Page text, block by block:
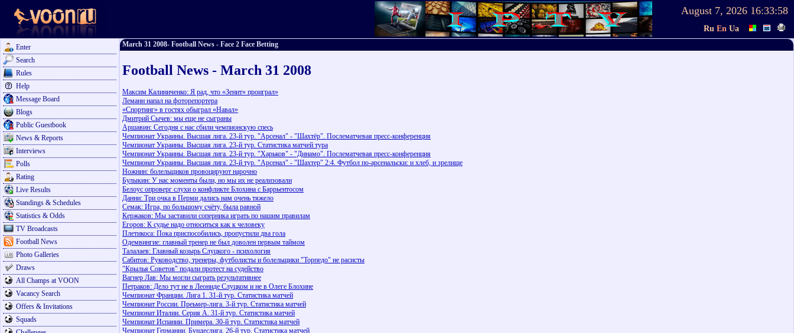
August 7, 2026 16:33:58
Ru En Ua
Enter
Search
Rules
Help
Message Board
Blogs
Public Guestbook
News & Reports
Interviews
Polls
Rating
Live Results
Standings & Schedules
Statistics & Odds
TV Broadcasts
Football News
Photo Galleries
Draws
All Champs at VOON
Vacancy Search
Offers & Invitations
Squads
March 31 2008- Football News - Face 2 Face Betting
Football News - March 31 2008
Максим Калиниченко: Я рад, что «Зенит» проиграл»
Леманн напал на фоторепортера
«Спортинг» в гостях обыграл «Навал»
Дмитрий Сычев: мы еще не сыграны
Аршавин: Сегодня с нас сбили чемпионскую спесь
Чемпионат Украины. Высшая лига. 23-й тур. "Арсенал" - "Шахтёр". Послематчевая пресс-конференция
Чемпионат Украины. Высшая лига. 23-й тур. Статистика матчей тура
Чемпионат Украины. Высшая лига. 23-й тур. "Харьков" - "Динамо". Послематчевая пресс-конференция
Чемпионат Украины. Высшая лига. 23-й тур. "Арсенал" - "Шахтер" 2:4. Футбол по-арсенальски: и хлеб, и зрелище
Ножнин: болельщиков провоцируют нарочно
Булыкин: У нас моменты были, но мы их не реализовали
Белоус опроверг слухи о конфликте Блохина с Баррьентосом
Данни: Три очка в Перми дались нам очень тяжело
Семак: Игра, по большому счёту, была равной
Кержаков: Мы заставили соперника играть по нашим правилам
Егоров: К судье надо относиться как к человеку
Плетикоса: Пока приспособились, пропустили два гола
Одемвингие: главный тренер не был доволен первым таймом
Талалаев: Главный козырь Слуцкого - психология
Сабитов: Руководство, тренеры, футболисты и болельщики "Торпедо" не расисты
"Крылья Советов" подали протест на судейство
Вагнер Лав: Мы могли сыграть результативнее
Петраков: Дело тут не в Леониде Слуцком и не в Олеге Блохине
Чемпионат Франции. Лига 1. 31-й тур. Статистика матчей
Чемпионат России. Преьмер-лига. 3-й тур. Статистика матчей
Чемпионат Италии. Серия А. 31-й тур. Статистика матчей
Чемпионат Испании. Примера. 30-й тур. Статистика матчей
Чемпионат Германии. Бундеслига. 26-й тур. Статистика матчей